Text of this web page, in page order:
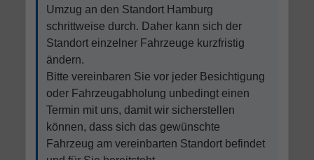
Umzug an den Standort Hamburg
schrittweise durch. Daher kann sich der
Standort einzelner Fahrzeuge kurzfristig
ändern.
Bitte vereinbaren Sie vor jeder Besichtigung
oder Fahrzeugabholung unbedingt einen
Termin mit uns, damit wir sicherstellen
können, dass sich das gewünschte
Fahrzeug am vereinbarten Standort befindet